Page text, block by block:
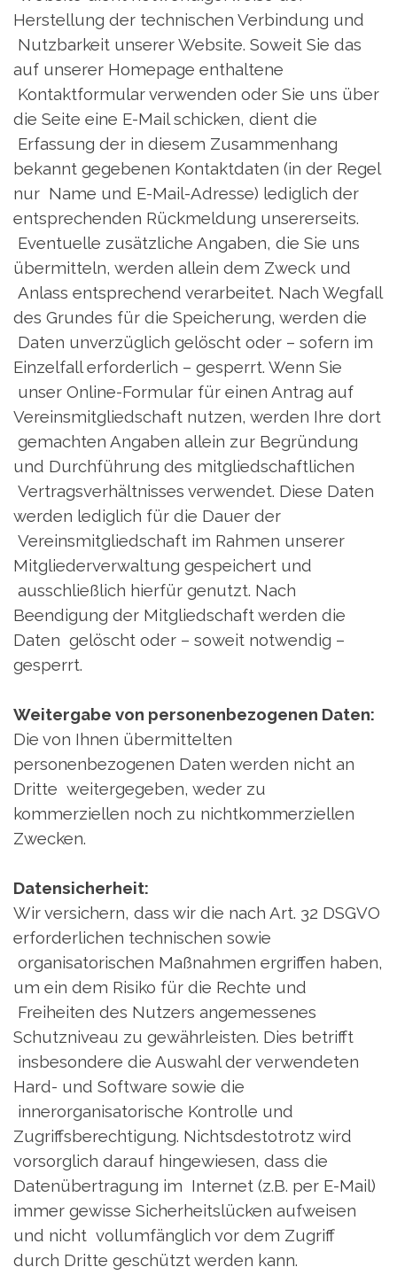
Herstellung der technischen Verbindung und
Nutzbarkeit unserer Website. Soweit Sie das
auf unserer Homepage enthaltene
Kontaktformular verwenden oder Sie uns über
die Seite eine E-Mail schicken, dient die
Erfassung der in diesem Zusammenhang
bekannt gegebenen Kontaktdaten (in der Regel
nur Name und E-Mail-Adresse) lediglich der
entsprechenden Rückmeldung unsererseits.
Eventuelle zusätzliche Angaben, die Sie uns
übermitteln, werden allein dem Zweck und
Anlass entsprechend verarbeitet. Nach Wegfall
des Grundes für die Speicherung, werden die
Daten unverzüglich gelöscht oder – sofern im
Einzelfall erforderlich – gesperrt. Wenn Sie
unser Online-Formular für einen Antrag auf
Vereinsmitgliedschaft nutzen, werden Ihre dort
gemachten Angaben allein zur Begründung
und Durchführung des mitgliedschaftlichen
Vertragsverhältnisses verwendet. Diese Daten
werden lediglich für die Dauer der
Vereinsmitgliedschaft im Rahmen unserer
Mitgliederverwaltung gespeichert und
ausschließlich hierfür genutzt. Nach
Beendigung der Mitgliedschaft werden die
Daten gelöscht oder – soweit notwendig –
gesperrt.
Weitergabe von personenbezogenen Daten:
Die von Ihnen übermittelten
personenbezogenen Daten werden nicht an
Dritte weitergegeben, weder zu
kommerziellen noch zu nichtkommerziellen
Zwecken.
Datensicherheit:
Wir versichern, dass wir die nach Art. 32 DSGVO
erforderlichen technischen sowie
organisatorischen Maßnahmen ergriffen haben,
um ein dem Risiko für die Rechte und
Freiheiten des Nutzers angemessenes
Schutzniveau zu gewährleisten. Dies betrifft
insbesondere die Auswahl der verwendeten
Hard- und Software sowie die
innerorganisatorische Kontrolle und
Zugriffsberechtigung. Nichtsdestotrotz wird
vorsorglich darauf hingewiesen, dass die
Datenübertragung im Internet (z.B. per E-Mail)
immer gewisse Sicherheitslücken aufweisen
und nicht vollumfänglich vor dem Zugriff
durch Dritte geschützt werden kann.